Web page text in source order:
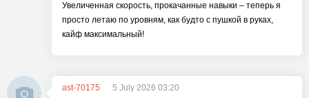
Увеличенная скорость, прокачанные навыки – теперь я
просто летаю по уровням, как будто с пушкой в руках,
кайф максимальный!
ast-70175
5 July 2026 03:20